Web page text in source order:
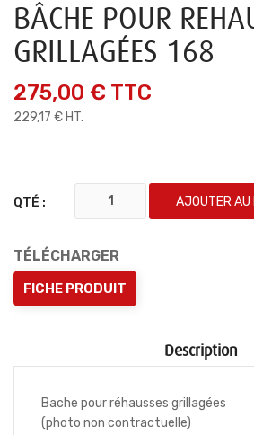
BÂCHE POUR
GRILLAGÉES 168
275,00 € TTC
229,17 € HT.
QTÉ : AJOUTER AU
TÉLÉCHARGER
FICHE PRODUIT
Description
Bache pour réhausses grillagées
(photo non contractuelle)